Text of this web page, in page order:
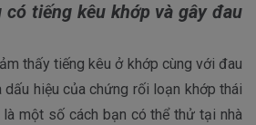
có tiếng kêu khớp và gây đau
thấy tiếng kêu ở khớp cùng với đau
hiệu của chứng rối loạn khớp thái
một số cách bạn có thể thử tại nhà